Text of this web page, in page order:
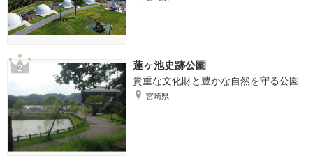
蓮ヶ池史跡公園
貴重な文化財と豊かな自然を守る公園
宮崎県